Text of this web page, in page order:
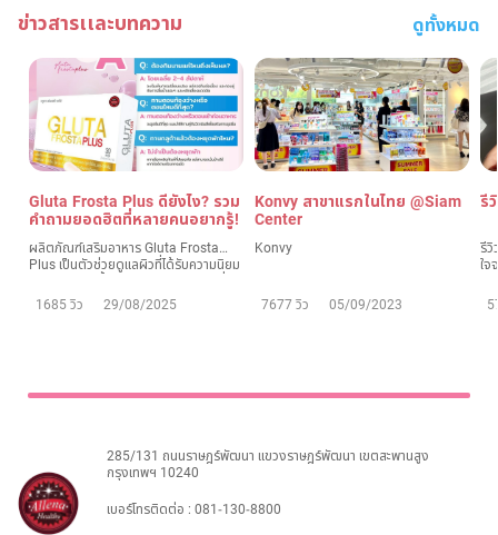
ข่าวสารเเละบทความ ดูทั้งหมด
Gluta Frosta Plus ดียังไง? รวม
คำถามยอดฮิตที่หลายคนอยากรู้!
ผลิตภัณฑ์เสริมอาหาร Gluta Frosta
Plus เป็นตัวช่วยดูแลผิวที่ได้รับความนิยม
หลายคนสงสัย มาสรุปให้อ่านเข้าใจง่าย
1685 วิว 29/08/2025
Konvy สาขาแรกในไทย @Siam
Center
Konvy
7677 วิว 05/09/2023
รี
รี
ใจ
285/131 ถนนราษฎร์พัฒนา แขวงราษฎร์พัฒนา เขตสะพานสูง
กรุงเทพฯ 10240
เบอร์โทรติดต่อ : 081-130-8800